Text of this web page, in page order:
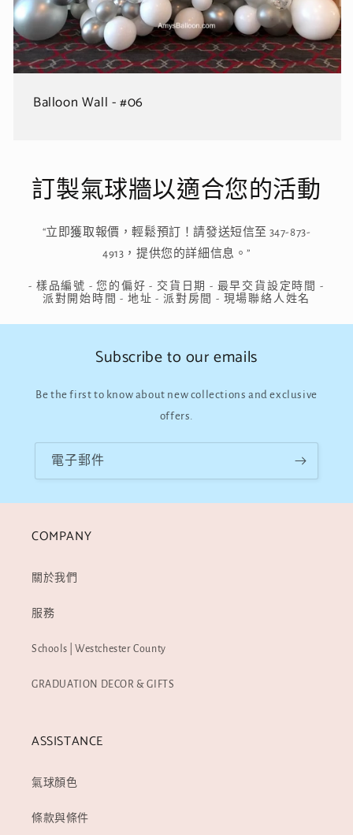
Balloon Wall - #06
訂製氣球牆以適合您的活動
“立即獲取報價，輕鬆預訂！請發送短信至 347-873-
4913，提供您的詳細信息。”
- 樣品編號 - 您的偏好 - 交貨日期 - 最早交貨設定時間 -
派對開始時間 - 地址 - 派對房間 - 現場聯絡人姓名
Subscribe to our emails
Be the first to know about new collections and exclusive
offers.
電子郵件
COMPANY
關於我們
服務
Schools | Westchester County
GRADUATION DECOR & GIFTS
ASSISTANCE
氣球顏色
條款與條件